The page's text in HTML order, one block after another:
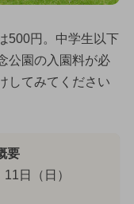
500円。中学生以下
公園の入園料が必
してみてください
要
日（日）